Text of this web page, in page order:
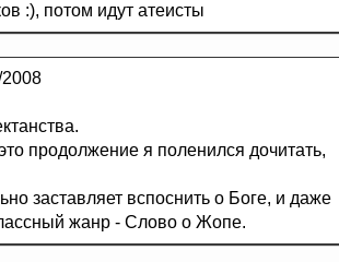
:), потом идут атеисты
продолжение я поленился дочитать,
заставляет вспоснить о Боге, и даже
жанр - Слово о Жопе.